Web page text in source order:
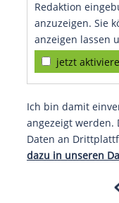
Redaktion
anzuzeigen. Sie
anzeigen lassen
jetzt
Ich bin damit
angezeigt werden.
Daten an
dazu in unseren